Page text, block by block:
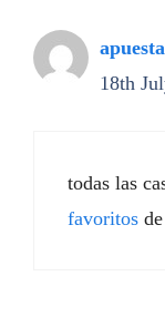
18th
todas las
favoritos